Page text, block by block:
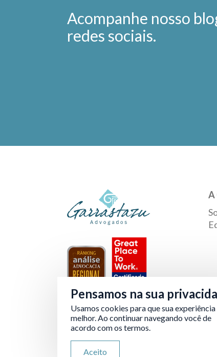
Acompanhe nosso
redes sociais.
Verificada por
A
Pensamos na sua
Usamos cookies para que sua experiência
melhor. Ao continuar navegando você de
acordo com os termos.
Aceito